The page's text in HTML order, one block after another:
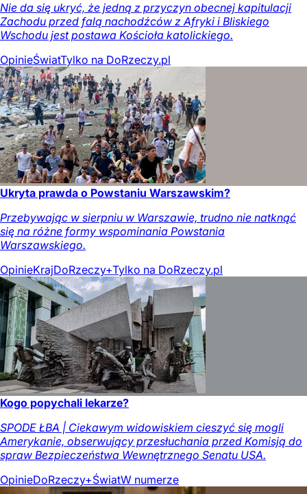
Nie da się ukryć, że jedną z przyczyn obecnej kapitulacji
Zachodu przed falą nachodźców z Afryki i Bliskiego
Wschodu jest postawa Kościoła katolickiego.
OpinieŚwiatTylko na DoRzeczy.pl
Ukryta prawda o Powstaniu Warszawskim?
Przebywając w sierpniu w Warszawie, trudno nie natknąć
się na różne formy wspominania Powstania
Warszawskiego.
OpinieKrajDoRzeczy+Tylko na DoRzeczy.pl
Kogo popychali lekarze?
SPODE ŁBA | Ciekawym widowiskiem cieszyć się mogli
Amerykanie, obserwujący przesłuchania przed Komisją do
spraw Bezpieczeństwa Wewnętrznego Senatu USA.
OpinieDoRzeczy+ŚwiatW numerze